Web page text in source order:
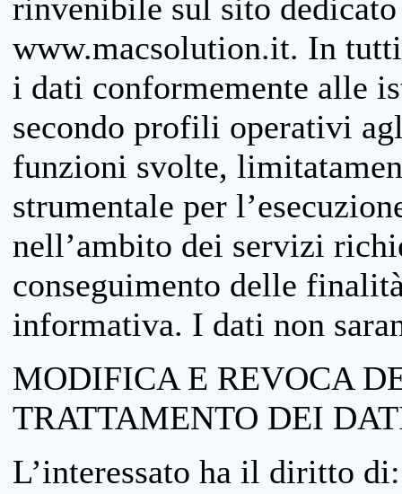
rinvenibile sul sito
www.macsolution.it. In
i dati conformemente alle
secondo profili operativi
funzioni svolte,
strumentale per
nell’ambito dei servizi
conseguimento delle
informativa. I dati non
MODIFICA E REVOCA
TRATTAMENTO DEI
L’interessato ha il diritto